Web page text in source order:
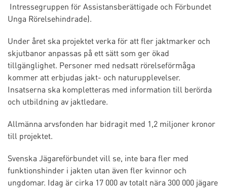
Intressegruppen för Assistansberättigade och Förbundet
Unga Rörelsehindrade).
Under året ska projektet verka för att fler jaktmarker och
skjutbanor anpassas på ett sätt som ger ökad
tillgänglighet. Personer med nedsatt rörelseförmåga
kommer att erbjudas jakt- och naturupplevelser.
Insatserna ska kompletteras med information till berörda
och utbildning av jaktledare.
Allmänna arvsfonden har bidragit med 1,2 miljoner kronor
till projektet.
Svenska Jägareförbundet vill se, inte bara fler med
funktionshinder i jakten utan även fler kvinnor och
ungdomar. Idag är cirka 17 000 av totalt nära 300 000 jägare